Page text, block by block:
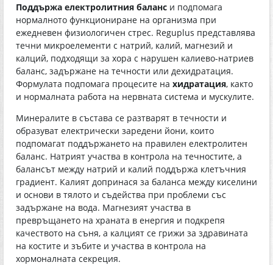
Поддържа електролитния баланс и подпомага
нормалното функциониране на организма при
ежедневен физиологичен стрес. Reguplus представлява
течни микроелементи с натрий, калий, магнезий и
калций, подходящи за хора с нарушен калиево-натриев
баланс, задържане на течности или дехидратация.
Формулата подпомага процесите на хидратация, както
и нормалната работа на нервната система и мускулите.
Минералите в състава се разтварят в течности и
образуват електрически заредени йони, които
подпомагат поддържането на правилен електролитен
баланс. Натрият участва в контрола на течностите, а
балансът между натрий и калий поддържа клетъчния
градиент. Калият допринася за баланса между киселини
и основи в тялото и съдейства при проблеми със
задържане на вода. Магнезият участва в
превръщането на храната в енергия и подкрепя
качеството на съня, а калцият се грижи за здравината
на костите и зъбите и участва в контрола на
хормоналната секреция.